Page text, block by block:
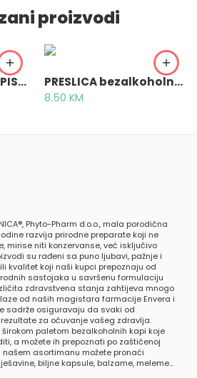
proizvodi
Bezalkoholne kapi PISKAVICA 30 ml – Tinktura piskavice bez alkohola PRESLICA bezalkoholne kapi- Tinktura preslice bez alkohola
8.50 KM
Phyto-Pharm d.o.o., mala porodična
razvija prirodne preparate koji ne
mirise niti konzervanse, već isključivo
su rađeni sa puno ljubavi, pažnje i
kvalitet koji naši kupci prepoznaju od
sastojaka u savršenu formulaciju
zdravstvena stanja zahtijeva mnogo
od naših magistara farmacije Envera i
sadrže osiguravaju da svaki od
za očuvanje vašeg zdravlja.
paletom bezalkoholnih kapi koje
a možete ih prepoznati po zaštićenoj
asortimanu možete pronaći
biljne kapsule, balzame, meleme…